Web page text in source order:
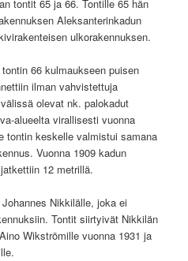
tontit 65 ja 66. Tontille 65 hän
Aleksanterinkadun
ulkorakennuksen.
66 kulmaukseen puisen
ilman vahvistettuja
olevat nk. palokadut
alueelta virallisesti vuonna
tontin keskelle valmistui samana
Vuonna 1909 kadun
12 metrillä.
Nikkilälle, joka ei
Tontit siirtyivät Nikkilän
Wikströmille vuonna 1931 ja